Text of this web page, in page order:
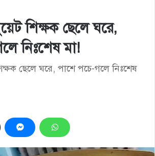
শিক্ষক ছেলে ঘরে,
নিঃশেষ মা!
ছেলে ঘরে, পাশে পচে-গলে নিঃশেষ